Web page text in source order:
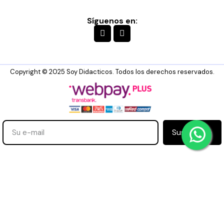
Síguenos en:
Copyright © 2025 Soy Didacticos. Todos los derechos reservados.
Suscribirse